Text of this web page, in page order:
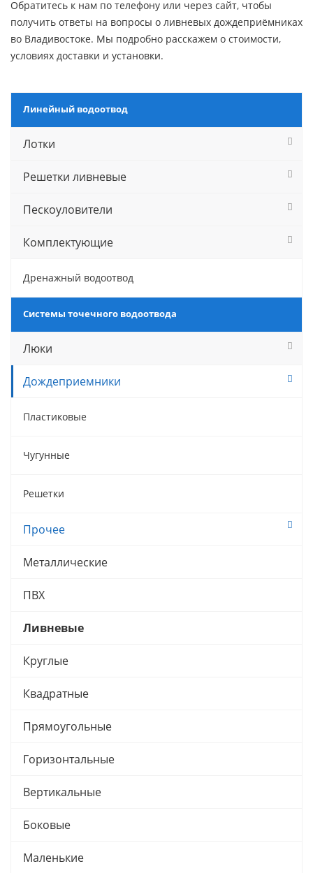
Обратитесь к нам по телефону или через сайт, чтобы
получить ответы на вопросы о ливневых дождеприёмниках
во Владивостоке. Мы подробно расскажем о стоимости,
условиях доставки и установки.
Линейный водоотвод
Лотки
Решетки ливневые
Пескоуловители
Комплектующие
Дренажный водоотвод
Системы точечного водоотвода
Люки
Дождеприемники
Пластиковые
Чугунные
Решетки
Прочее
Металлические
ПВХ
Ливневые
Круглые
Квадратные
Прямоугольные
Горизонтальные
Вертикальные
Боковые
Маленькие